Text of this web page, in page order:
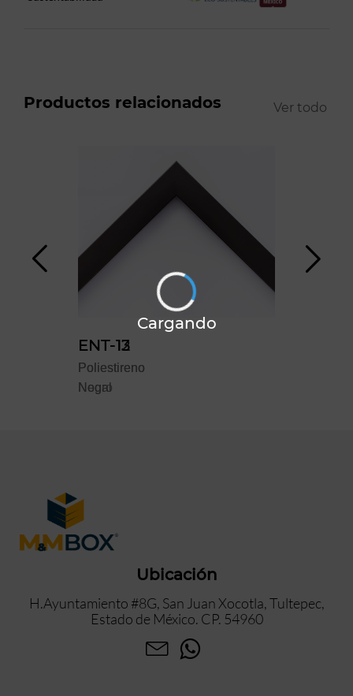
Productos relacionados Ver todo
ENT-12
Poliestireno
Negro
ENT-13
Poliestireno
Nogal
Cargando
Ubicación
H.Ayuntamiento #8G, San Juan Xocotla, Tultepec,
Estado de México. CP. 54960